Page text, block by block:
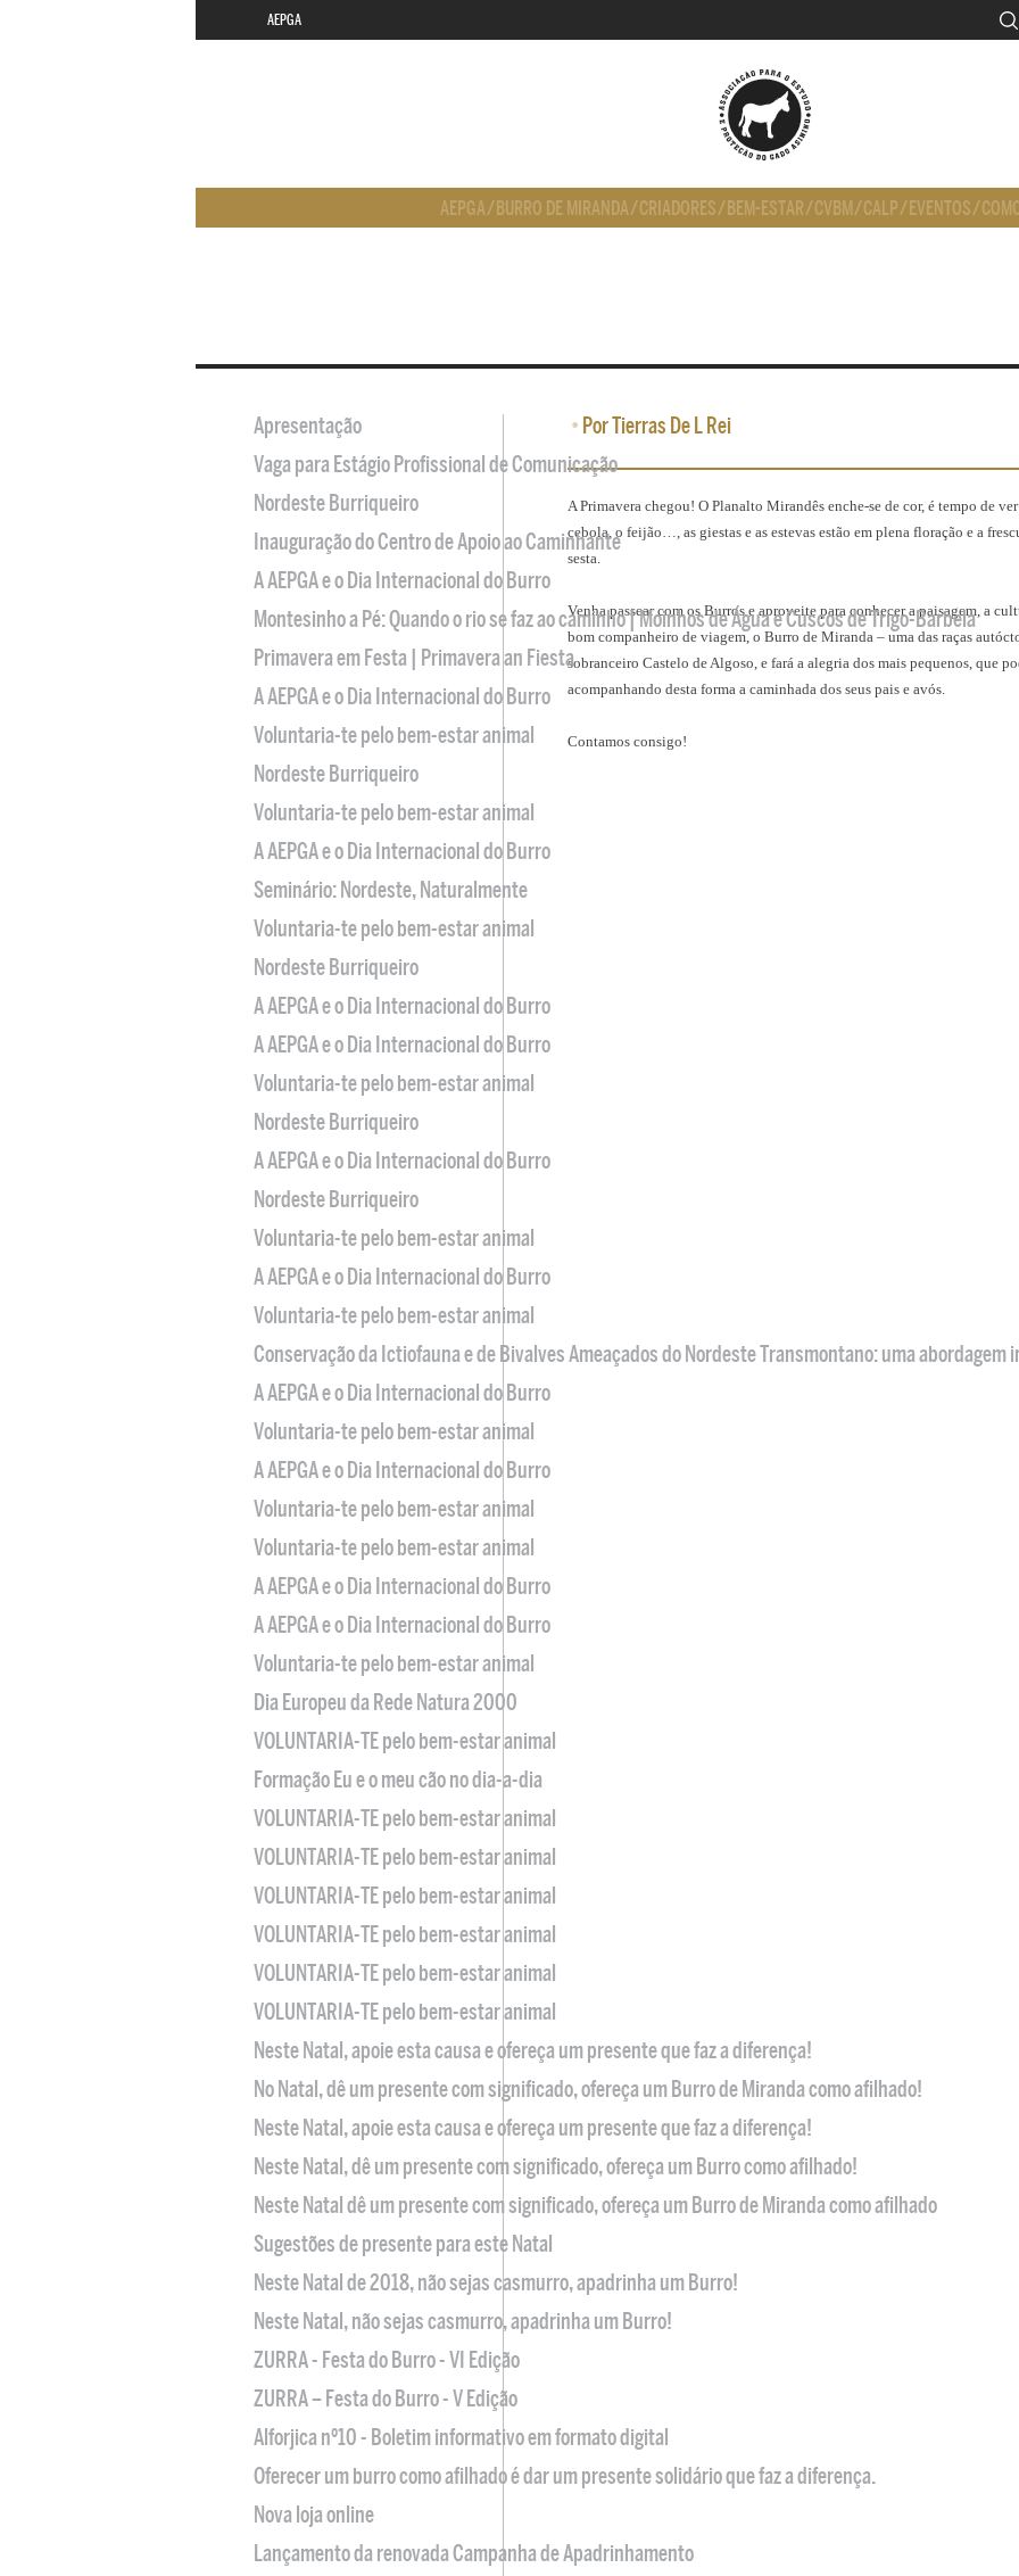
AEPGA
AEPGA/ BURRO DE MIRANDA/CRIADORES/ BEM-ESTAR/CVBM/CALP/ EVENTOS/
• Por Tierras De L Rei
A Primavera chegou! O Planalto Mirandês enche-se de cor, é tempo de ver
cebola, o feijão…, as giestas e as estevas estão em plena floração e a
sesta.
Venha passear com os Burros e aproveite para conhecer a paisagem, a
bom companheiro de viagem, o Burro de Miranda – uma das raças
sobranceiro Castelo de Algoso, e fará a alegria dos mais pequenos, que
acompanhando desta forma a caminhada dos seus pais e avós.
Contamos consigo!
Apresentação
Vaga para Estágio Profissional de Comunicação
Nordeste Burriqueiro
Inauguração do Centro de Apoio ao Caminhante
A AEPGA e o Dia Internacional do Burro
Montesinho a Pé: Quando o rio se faz ao caminho | Moinhos de Água e Cuscos de Trigo-Barbela
Primavera em Festa | Primavera an Fiesta
A AEPGA e o Dia Internacional do Burro
Voluntaria-te pelo bem-estar animal
Nordeste Burriqueiro
Voluntaria-te pelo bem-estar animal
A AEPGA e o Dia Internacional do Burro
Seminário: Nordeste, Naturalmente
Voluntaria-te pelo bem-estar animal
Nordeste Burriqueiro
A AEPGA e o Dia Internacional do Burro
A AEPGA e o Dia Internacional do Burro
Voluntaria-te pelo bem-estar animal
Nordeste Burriqueiro
A AEPGA e o Dia Internacional do Burro
Nordeste Burriqueiro
Voluntaria-te pelo bem-estar animal
A AEPGA e o Dia Internacional do Burro
Voluntaria-te pelo bem-estar animal
Conservação da Ictiofauna e de Bivalves Ameaçados do Nordeste Transmontano: uma abordagem
A AEPGA e o Dia Internacional do Burro
Voluntaria-te pelo bem-estar animal
A AEPGA e o Dia Internacional do Burro
Voluntaria-te pelo bem-estar animal
Voluntaria-te pelo bem-estar animal
A AEPGA e o Dia Internacional do Burro
A AEPGA e o Dia Internacional do Burro
Voluntaria-te pelo bem-estar animal
Dia Europeu da Rede Natura 2000
VOLUNTARIA-TE pelo bem-estar animal
Formação Eu e o meu cão no dia-a-dia
VOLUNTARIA-TE pelo bem-estar animal
VOLUNTARIA-TE pelo bem-estar animal
VOLUNTARIA-TE pelo bem-estar animal
VOLUNTARIA-TE pelo bem-estar animal
VOLUNTARIA-TE pelo bem-estar animal
VOLUNTARIA-TE pelo bem-estar animal
Neste Natal, apoie esta causa e ofereça um presente que faz a diferença!
No Natal, dê um presente com significado, ofereça um Burro de Miranda como afilhado!
Neste Natal, apoie esta causa e ofereça um presente que faz a diferença!
Neste Natal, dê um presente com significado, ofereça um Burro como afilhado!
Neste Natal dê um presente com significado, ofereça um Burro de Miranda como afilhado
Sugestões de presente para este Natal
Neste Natal de 2018, não sejas casmurro, apadrinha um Burro!
Neste Natal, não sejas casmurro, apadrinha um Burro!
ZURRA - Festa do Burro - VI Edição
ZURRA – Festa do Burro - V Edição
Alforjica nº10 - Boletim informativo em formato digital
Oferecer um burro como afilhado é dar um presente solidário que faz a diferença.
Nova loja online
Lançamento da renovada Campanha de Apadrinhamento